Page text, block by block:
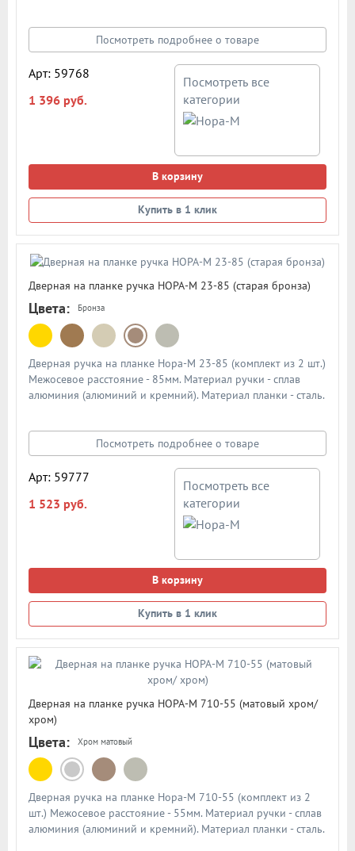
Посмотреть подробнее о товаре
Арт: 59768
1 396 руб.
Посмотреть все
категории
В корзину
Купить в 1 клик
Дверная на планке ручка НОРА-М 23-85 (старая бронза)
Цвета: Бронза
Дверная ручка на планке Нора-М 23-85 (комплект из 2 шт.)
Межосевое расстояние - 85мм. Материал ручки - сплав
алюминия (алюминий и кремний). Материал планки - сталь.
Посмотреть подробнее о товаре
Арт: 59777
1 523 руб.
Посмотреть все
категории
В корзину
Купить в 1 клик
Дверная на планке ручка НОРА-М 710-55 (матовый хром/
хром)
Цвета: Хром матовый
Дверная ручка на планке Нора-М 710-55 (комплект из 2
шт.) Межосевое расстояние - 55мм. Материал ручки - сплав
алюминия (алюминий и кремний). Материал планки - сталь.